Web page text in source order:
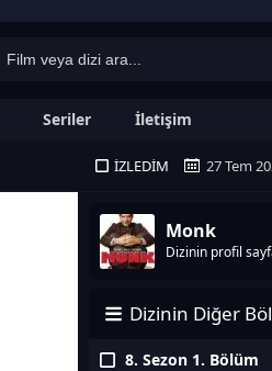
Seriler İletişim
İZLEDIM 27 Tem
Monk
Dizinin profil
Dizinin Diğer
8. Sezon 1. Bölüm